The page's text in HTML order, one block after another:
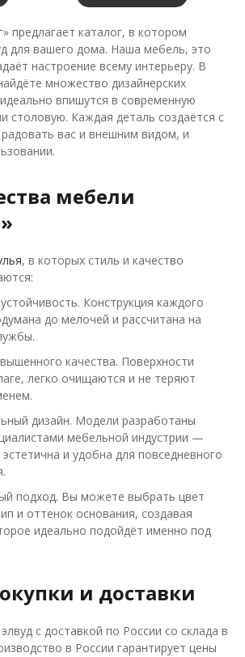
предлагает каталог, в котором
для вашего дома. Наша мебель, это
настроение всему интерьеру. В
множество дизайнерских
впишутся в современную
столовую. Каждая деталь создаётся с
вас и внешним видом, и
мебели
, в которых стиль и качество
Конструкция каждого
до мелочей и рассчитана на
качества. Поверхности
легко очищаются и не теряют
дизайн. Модели разработаны
мебельной индустрии —
и удобна для повседневного
подход. Вы можете выбрать цвет
и оттенок основания, создавая
идеально подойдёт именно под
и доставки
с доставкой по России со склада в
в России гарантирует цены